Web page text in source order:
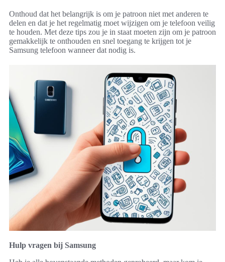
Onthoud dat het belangrijk is om je patroon niet met anderen te
delen en dat je het regelmatig moet wijzigen om je telefoon veilig
te houden. Met deze tips zou je in staat moeten zijn om je patroon
gemakkelijk te onthouden en snel toegang te krijgen tot je
Samsung telefoon wanneer dat nodig is.
Hulp vragen bij Samsung